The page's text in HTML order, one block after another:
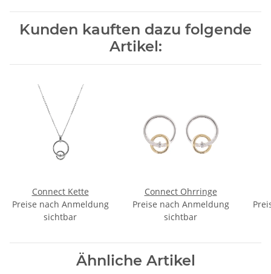
Kunden kauften dazu folgende
Artikel:
Connect Kette
Preise nach Anmeldung
sichtbar
Connect Ohrringe
Preise nach Anmeldung
sichtbar
Ähnliche Artikel